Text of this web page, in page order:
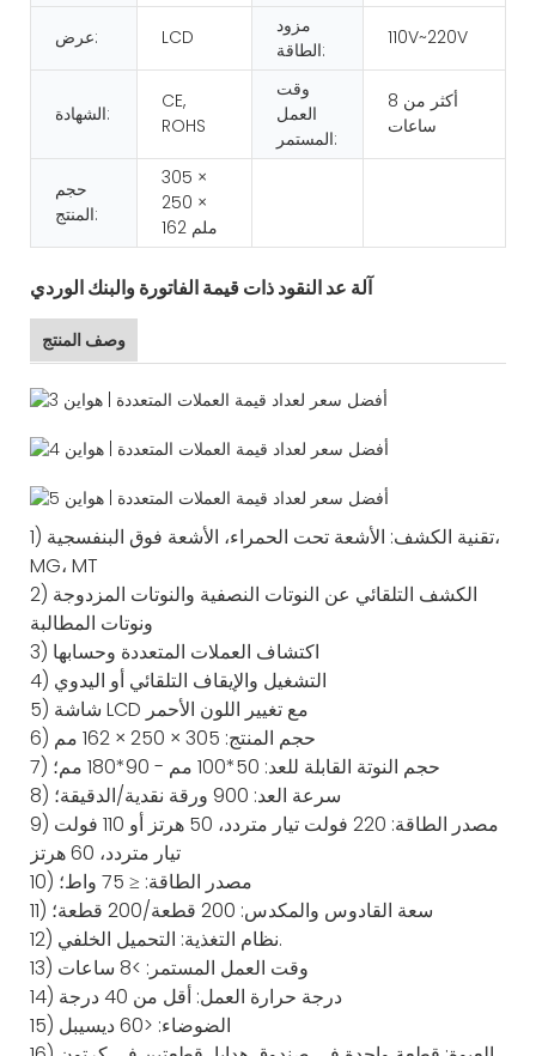
عرض: LCD
مزود
الطاقة:
110V~220V
الشهادة:
CE,
ROHS
وقت
العمل
المستمر:
أكثر من 8
ساعات
حجم
المنتج:
305 ×
250 ×
162 ملم
آلة عد النقود ذات قيمة الفاتورة والبنك الوردي
وصف المنتج
1) تقنية الكشف: الأشعة تحت الحمراء، الأشعة فوق البنفسجية،
MG، MT
2) الكشف التلقائي عن النوتات النصفية والنوتات المزدوجة
ونوتات المطالبة
3) اكتشاف العملات المتعددة وحسابها
4) التشغيل والإيقاف التلقائي أو اليدوي
5) شاشة LCD مع تغيير اللون الأحمر
6) حجم المنتج: 305 × 250 × 162 مم
7) حجم النوتة القابلة للعد: 50*100 مم - 90*180 مم؛
8) سرعة العد: 900 ورقة نقدية/الدقيقة؛
9) مصدر الطاقة: 220 فولت تيار متردد، 50 هرتز أو 110 فولت
تيار متردد، 60 هرتز
10) مصدر الطاقة: ≤ 75 واط؛
11) سعة القادوس والمكدس: 200 قطعة/200 قطعة؛
12) نظام التغذية: التحميل الخلفي.
13) وقت العمل المستمر: >8 ساعات
14) درجة حرارة العمل: أقل من 40 درجة
15) الضوضاء: <60 ديسيبل